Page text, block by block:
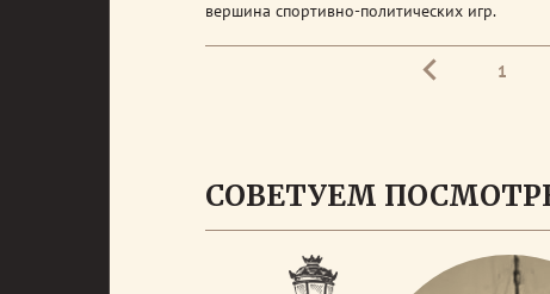
вершина спортивно-политических игр.
1
СОВЕТУЕМ